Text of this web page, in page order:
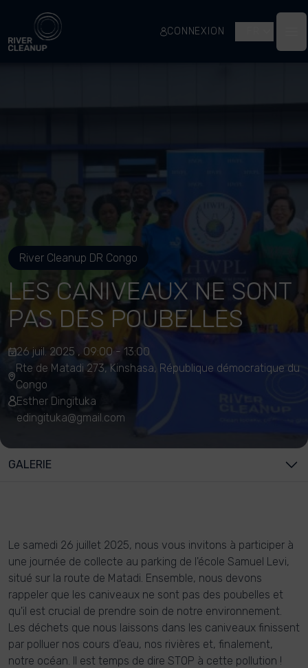
River Cleanup
CONNEXION
River Cleanup DR Congo
LES CANIVEAUX NE SONT
PAS DES POUBELLES
26 juil. 2025 , 09:00 - 13:00
Rte de Matadi 273, Kinshasa, République démocratique du
Congo
Esther Dingituka
edingituka@gmail.com
GALERIE
Le samedi 26 juillet 2025, nous vous invitons à participer à
une journée de collecte au parking de l'école Samuel Levi,
situé sur la route de Matadi. Ensemble, nous devons
rappeler que les caniveaux ne sont pas des poubelles et
qu'il est crucial de prendre soin de notre environnement.
Les déchets que nous laissons dans les caniveaux finissent
par polluer nos cours d'eau, nos rivières et, finalement,
notre océan. Il est temps de dire STOP à cette pollution !